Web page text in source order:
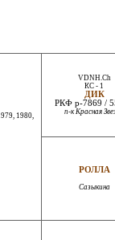
1980,
VDNH.Ch
КС - 1
ДИК
РКФ р-7869 /
п-к Красная
РОЛЛА
Сазыкина